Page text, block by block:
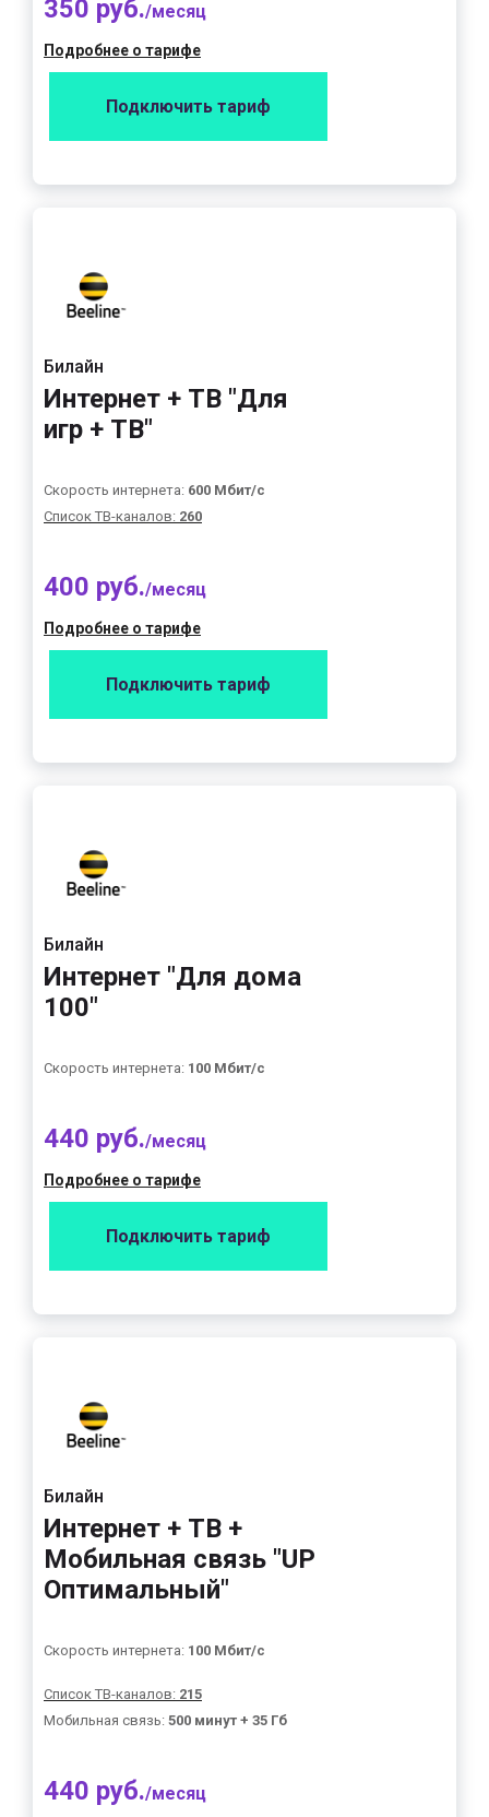
350 руб./месяц
Подробнее о тарифе
Подключить тариф
Билайн
Интернет + ТВ "Для
игр + ТВ"
Скорость интернета: 600 Мбит/с
Список ТВ-каналов: 260
400 руб./месяц
Подробнее о тарифе
Подключить тариф
Билайн
Интернет "Для дома
100"
Скорость интернета: 100 Мбит/с
440 руб./месяц
Подробнее о тарифе
Подключить тариф
Билайн
Интернет + ТВ +
Мобильная связь "UP
Оптимальный"
Скорость интернета: 100 Мбит/с
Список ТВ-каналов: 215
Мобильная связь: 500 минут + 35 Гб
440 руб./месяц